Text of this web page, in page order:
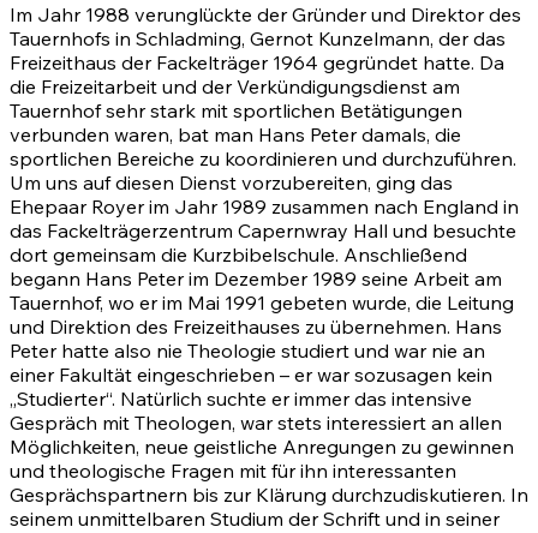
Im Jahr 1988 verunglückte der Gründer und Direktor des
Tauernhofs in Schladming, Gernot Kunzelmann, der das
Freizeithaus der Fackelträger 1964 gegründet hatte. Da
die Freizeitarbeit und der Verkündigungsdienst am
Tauernhof sehr stark mit sportlichen Betätigungen
verbunden waren, bat man Hans Peter damals, die
sportlichen Bereiche zu koordinieren und durchzuführen.
Um uns auf diesen Dienst vorzubereiten, ging das
Ehepaar Royer im Jahr 1989 zusammen nach England in
das Fackelträgerzentrum Capernwray Hall und besuchte
dort gemeinsam die Kurzbibelschule. Anschließend
begann Hans Peter im Dezember 1989 seine Arbeit am
Tauernhof, wo er im Mai 1991 gebeten wurde, die Leitung
und Direktion des Freizeithauses zu übernehmen. Hans
Peter hatte also nie Theologie studiert und war nie an
einer Fakultät eingeschrieben – er war sozusagen kein
„Studierter“. Natürlich suchte er immer das intensive
Gespräch mit Theologen, war stets interessiert an allen
Möglichkeiten, neue geistliche Anregungen zu gewinnen
und theologische Fragen mit für ihn interessanten
Gesprächspartnern bis zur Klärung durchzudiskutieren. In
seinem unmittelbaren Studium der Schrift und in seiner